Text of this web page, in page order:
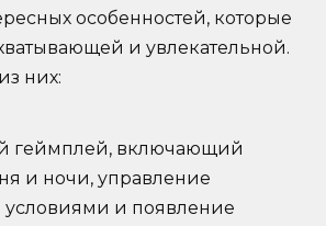
особенностей, которые
и увлекательной.
них:
геймплей, включающий
и ночи, управление
и появление